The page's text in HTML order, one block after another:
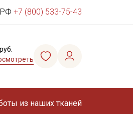
РФ +7 (800) 533-75-43
из наших тканей